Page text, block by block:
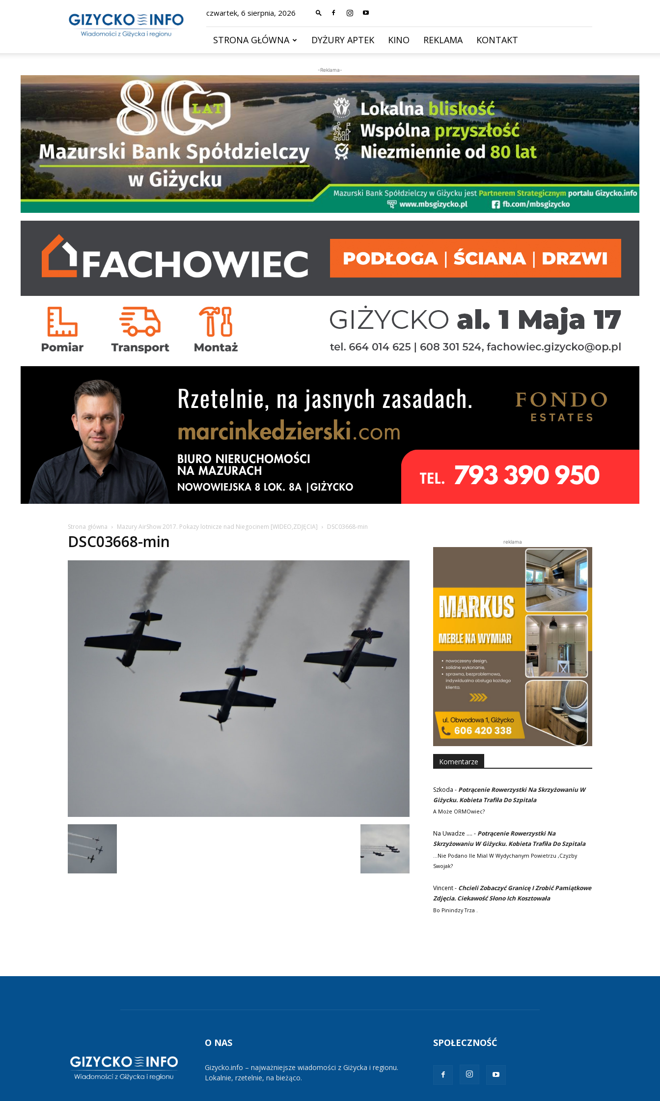
–
wiadomości
czwartek, 6 sierpnia, 2026
STRONA GŁÓWNA DYŻURY APTEK KINO REKLAMA KONTAKT
-Reklama-
Strona główna Mazury AirShow 2017. Pokazy lotnicze nad Niegocinem [WIDEO,ZDJĘCIA] DSC03668-min
DSC03668-min reklama
Komentarze
Szkoda - Potrącenie Rowerzystki Na Skrzyżowaniu W
Giżycku. Kobieta Trafiła Do Szpitala
A Może ORMOwiec?
Na Uwadze .... - Potrącenie Rowerzystki Na
Skrzyżowaniu W Giżycku. Kobieta Trafiła Do Szpitala
...nie Podano Ile Mial W Wydychanym Powietrzu ,czyzby
Swojak?
Vincent- Chcieli Zobaczyć Granicę I Zrobić Pamiątkowe
Zdjęcia. Ciekawość Słono Ich Kosztowała
Bo Pinindzy Trza .
O NAS
Gizycko.info – najważniejsze wiadomości z Giżycka i regionu.
Lokalnie, rzetelnie, na bieżąco.
SPOŁECZNOŚĆ